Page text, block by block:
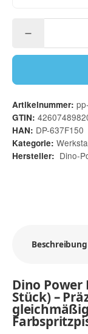
Artikelnummer:
GTIN:
HAN: DP-637F150
Kategorie:
Hersteller: Dino-
Beschreibung
Dino Power
Stück) –